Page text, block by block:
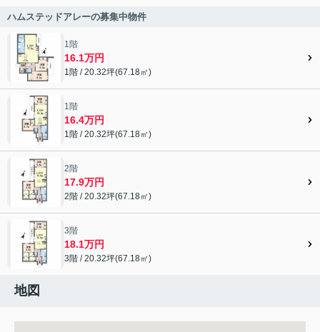
ハムステッドアレーの募集中物件
1階
16.1万円
1階 / 20.32坪(67.18㎡)
1階
16.4万円
1階 / 20.32坪(67.18㎡)
2階
17.9万円
2階 / 20.32坪(67.18㎡)
3階
18.1万円
3階 / 20.32坪(67.18㎡)
地図